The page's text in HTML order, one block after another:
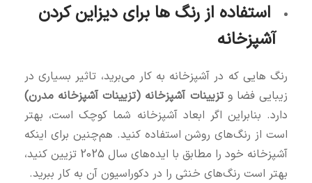
استفاده از رنگ‌ ها برای دیزاین کردن
آشپزخانه
رنگ‌ هایی که در آشپزخانه به کار می‌برید، تاثیر بسیاری در
زیبایی فضا وتزیینات آشپزخانه (تزیینات آشپزخانه مدرن)
دارد. بنابراین اگر ابعاد آشپزخانه شما کوچک است، بهتر
است از رنگ‌های روشن استفاده کنید. هم‌چنین برای اینکه
آشپزخانه خود را مطابق با ایده‌های سال 2025 تزیین کنید،
بهتر است رنگ‌های خنثی را در دکوراسیون آن به کار ببرید.